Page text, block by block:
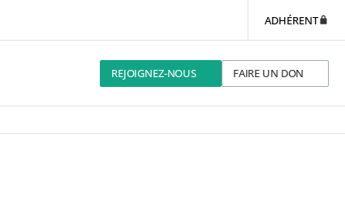
ADHÉRENT
REJOIGNEZ-NOUS FAIRE UN DON